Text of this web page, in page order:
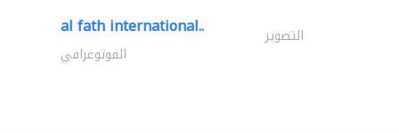
al fath international.. التصوير
الفوتوغرافي